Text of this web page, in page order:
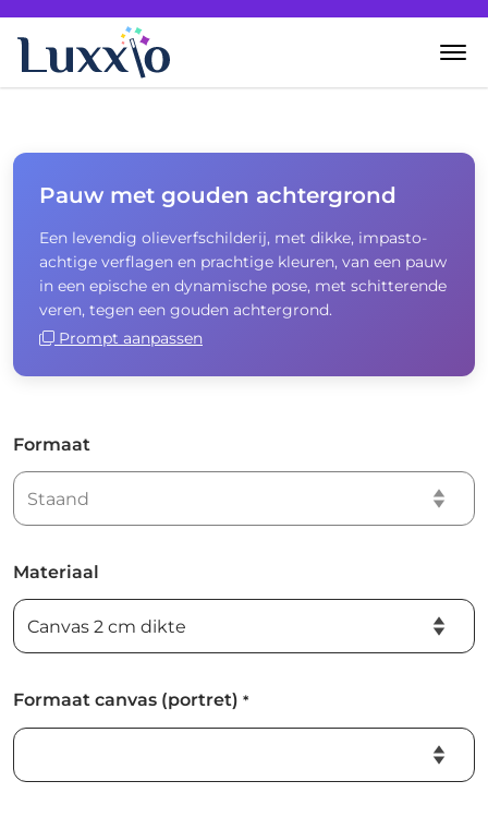
Wanddecoratie
Zelf creëren
Over Luxxio
Contact
Pauw met gouden achtergrond
Een levendig olieverfschilderij, met dikke, impasto-
achtige verflagen en prachtige kleuren, van een pauw
in een epische en dynamische pose, met schitterende
veren, tegen een gouden achtergrond.
Prompt aanpassen
Formaat
Materiaal
Formaat canvas (portret) *